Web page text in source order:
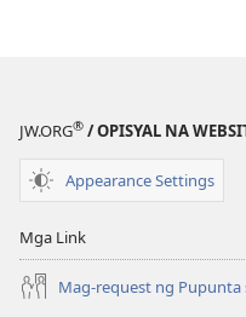
JW.ORG® / OPISYAL NA
Appearance Settings
Mga Link
Mag-request ng Pupunta